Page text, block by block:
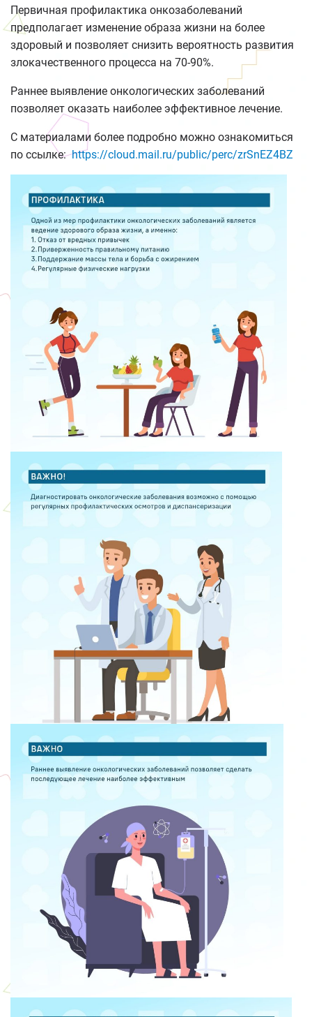
Первичная профилактика онкозаболеваний
предполагает изменение образа жизни на более
здоровый и позволяет снизить вероятность развития
злокачественного процесса на 70-90%.
Раннее выявление онкологических заболеваний
позволяет оказать наиболее эффективное лечение.
С материалами более подробно можно ознакомиться
по ссылке:https://cloud.mail.ru/public/perc/zrSnEZ4BZ